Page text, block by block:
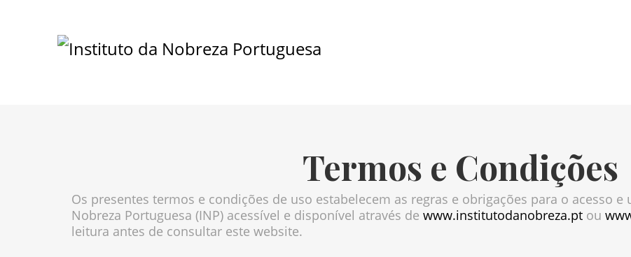
Termos e Condições
Os presentes termos e condições de uso estabelecem as regras e obrigações para o acesso
Nobreza Portuguesa (INP) acessível e disponível através de www.institutodanobreza.pt ou
leitura antes de consultar este website.